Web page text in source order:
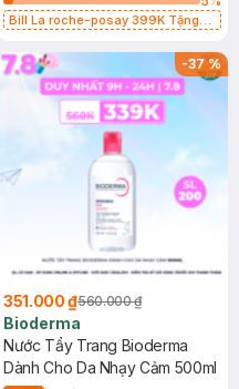
Bill La roche-posay 399K Tặng
(SL có hạn)
-37%
351.000 ₫560.000 ₫
Bioderma
Nước Tẩy Trang Bioderma
Dành Cho Da Nhạy Cảm 500ml